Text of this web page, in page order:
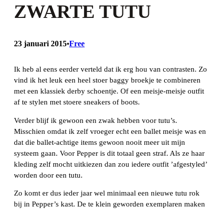
ZWARTE TUTU
23 januari 2015•Free
Ik heb al eens eerder verteld dat ik erg hou van contrasten. Zo
vind ik het leuk een heel stoer baggy broekje te combineren
met een klassiek derby schoentje. Of een meisje-meisje outfit
af te stylen met stoere sneakers of boots.
Verder blijf ik gewoon een zwak hebben voor tutu’s.
Misschien omdat ik zelf vroeger echt een ballet meisje was en
dat die ballet-achtige items gewoon nooit meer uit mijn
systeem gaan. Voor Pepper is dit totaal geen straf. Als ze haar
kleding zelf mocht uitkiezen dan zou iedere outfit ’afgestyled’
worden door een tutu.
Zo komt er dus ieder jaar wel minimaal een nieuwe tutu rok
bij in Pepper’s kast. De te klein geworden exemplaren maken